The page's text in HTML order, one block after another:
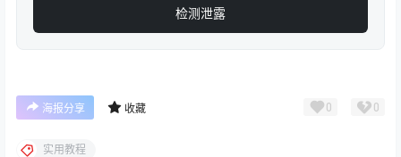
检测泄露
海报分享 收藏 0 0
实用教程